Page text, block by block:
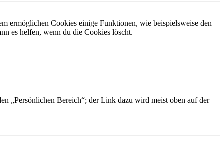
ermöglichen Cookies einige Funktionen, wie beispielsweise den
es helfen, wenn du die Cookies löscht.
„Persönlichen Bereich“; der Link dazu wird meist oben auf der